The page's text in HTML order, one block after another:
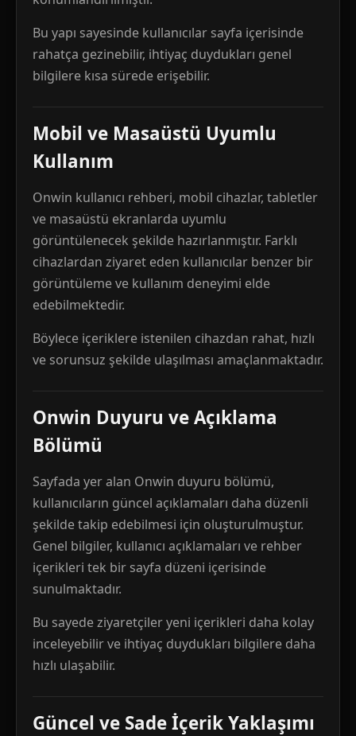
Bu yapı sayesinde kullanıcılar sayfa içerisinde
rahatça gezinebilir, ihtiyaç duydukları genel
bilgilere kısa sürede erişebilir.
Mobil ve Masaüstü Uyumlu
Kullanım
Onwin kullanıcı rehberi, mobil cihazlar, tabletler
ve masaüstü ekranlarda uyumlu
görüntülenecek şekilde hazırlanmıştır. Farklı
cihazlardan ziyaret eden kullanıcılar benzer bir
görüntüleme ve kullanım deneyimi elde
edebilmektedir.
Böylece içeriklere istenilen cihazdan rahat, hızlı
ve sorunsuz şekilde ulaşılması amaçlanmaktadır.
Onwin Duyuru ve Açıklama
Bölümü
Sayfada yer alan Onwin duyuru bölümü,
kullanıcıların güncel açıklamaları daha düzenli
şekilde takip edebilmesi için oluşturulmuştur.
Genel bilgiler, kullanıcı açıklamaları ve rehber
içerikleri tek bir sayfa düzeni içerisinde
sunulmaktadır.
Bu sayede ziyaretçiler yeni içerikleri daha kolay
inceleyebilir ve ihtiyaç duydukları bilgilere daha
hızlı ulaşabilir.
Güncel ve Sade İçerik Yaklaşımı